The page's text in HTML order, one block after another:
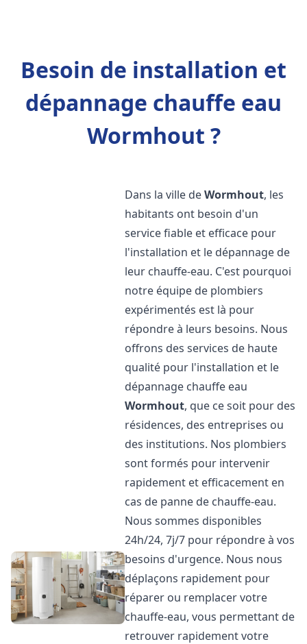
Besoin de installation et
dépannage chauffe eau
Wormhout ?
Dans la ville deWormhout, les
habitants ont besoin d'un
service fiable et efficace pour
l'installation et le dépannage de
leur chauffe-eau. C'est pourquoi
notre équipe de plombiers
expérimentés est là pour
répondre à leurs besoins. Nous
offrons des services de haute
qualité pour l'installation et le
dépannage chauffe eau
Wormhout, que ce soit pour des
résidences, des entreprises ou
des institutions. Nos plombiers
sont formés pour intervenir
rapidement et efficacement en
cas de panne de chauffe-eau.
Nous sommes disponibles
24h/24, 7j/7 pour répondre à vos
besoins d'urgence. Nous nous
déplaçons rapidement pour
réparer ou remplacer votre
chauffe-eau, vous permettant de
retrouver rapidement votre